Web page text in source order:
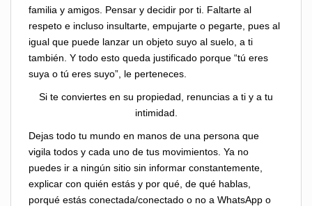
familia y amigos. Pensar y decidir por ti. Faltarte al
respeto e incluso insultarte, empujarte o pegarte, pues al
igual que puede lanzar un objeto suyo al suelo, a ti
también. Y todo esto queda justificado porque “tú eres
suya o tú eres suyo”, le perteneces.
Si te conviertes en su propiedad, renuncias a ti y a tu
intimidad.
Dejas todo tu mundo en manos de una persona que
vigila todos y cada uno de tus movimientos. Ya no
puedes ir a ningún sitio sin informar constantemente,
explicar con quién estás y por qué, de qué hablas,
porqué estás conectada/conectado o no a WhatsApp o